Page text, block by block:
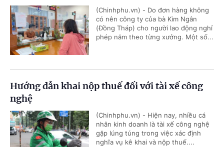
(Chinhphu.vn) - Do đơn hàng không
có nên công ty của bà Kim Ngân
(Đồng Tháp) cho người lao động nghỉ
phép năm theo từng xưởng. Một số...
Hướng dẫn khai nộp thuế đối với tài xế công
nghệ
(Chinhphu.vn) - Hiện nay, nhiều cá
nhân kinh doanh là tài xế công nghệ
gặp lúng túng trong việc xác định
nghĩa vụ kê khai và nộp thuế....